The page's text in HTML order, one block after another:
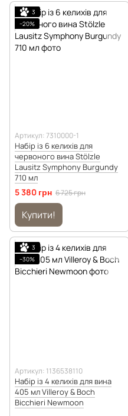
3
−20%
Артикул: 7310000-1
Набір із 6 келихів для
червоного вина Stölzle
Lausitz Symphony Burgundy
710 мл
5 380 грн 6 725 грн
Купити!
3
−30%
Артикул: 1136538110
Набір із 4 келихів для вина
405 мл Villeroy & Boch
Bicchieri Newmoon